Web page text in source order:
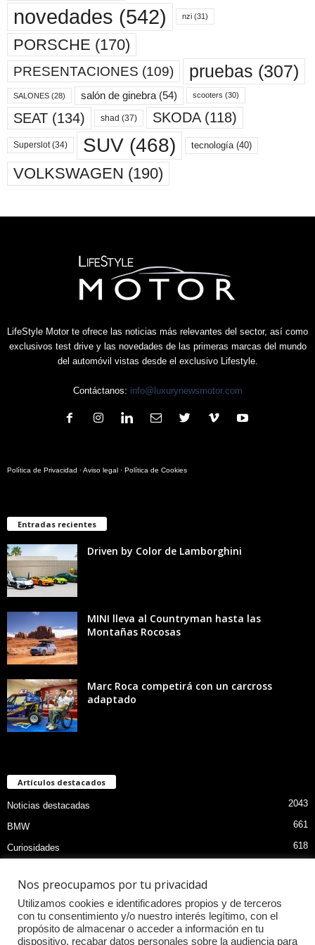
novedades (542) nzi (31)
PORSCHE (170)
PRESENTACIONES (109) pruebas (307)
SALONES (28) salón de ginebra (54) scooters (30)
SEAT (134) shad (37) SKODA(118)
Superslot(34) SUV (468) tecnología (40)
VOLKSWAGEN (190)
LifeStyle Motor te ofrece las noticias más relevantes del sector, así como
exclusivos test drive y las novedades de las primeras marcas del mundo
del automóvil vistas desde el exclusivo Lifestyle.
Contáctanos: info@luxurynewsmotor.com
Política de Privacidad ·Aviso legal · Política de Cookies
Entradas recientes
Driven by Color de Lamborghini
MINI lleva al Countryman hasta las
Montañas Rocosas
Marc Roca competirá con un carcross
adaptado
Artículos destacados
Noticias destacadas 2043
BMW 661
Curiosidades 618
MOTOS
Competiciones
Nos preocupamos por tu privacidad
Utilizamos cookies e identificadores propios y de terceros
con tu consentimiento y/o nuestro interés legítimo, con el
propósito de almacenar o acceder a información en tu
dispositivo, recabar datos personales sobre la audiencia para